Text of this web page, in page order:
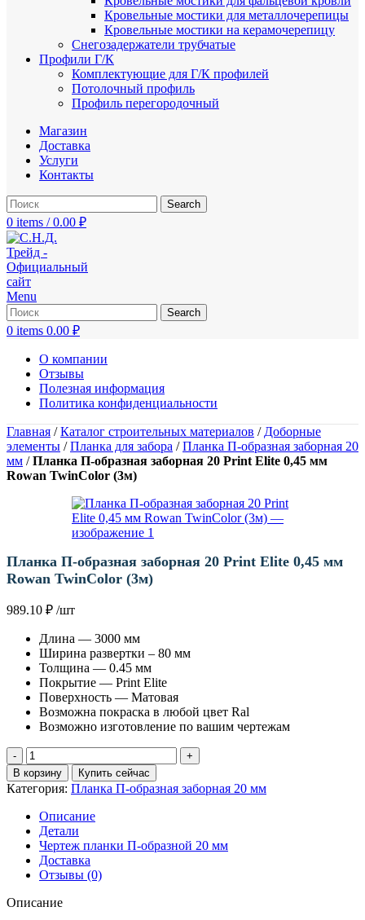
Кровельные мостики для металлочерепицы
Кровельные мостики на керамочерепицу
Снегозадержатели трубчатые
Профили Г/К
Комплектующие для Г/К профилей
Потолочный профиль
Профиль перегородочный
Магазин
Доставка
Услуги
Контакты
Search
0 items / 0.00 ₽
Menu
Search
0 items 0.00 ₽
О компании
Отзывы
Полезная информация
Политика конфиденциальности
Главная /Каталог строительных материалов / Доборные
элементы /Планка для забора /Планка П-образная заборная 20
мм /Планка П-образная заборная 20 Print Elite 0,45 мм
Rowan TwinColor (3м)
Планка П-образная заборная 20 Print Elite 0,45 мм
Rowan TwinColor (3м)
989.10 ₽ /шт
Длина — 3000 мм
Ширина развертки – 80 мм
Толщина — 0.45 мм
Покрытие — Print Elite
Поверхность — Матовая
Возможна покраска в любой цвет Ral
Возможно изготовление по вашим чертежам
Количество
товара
Планка
П-
образная
заборная
20
Print
Elite
0,45
мм
В корзину Купить сейчас
Категория: Планка П-образная заборная 20 мм
Описание
Детали
Чертеж планки П-образной 20 мм
Доставка
Отзывы (0)
Описание